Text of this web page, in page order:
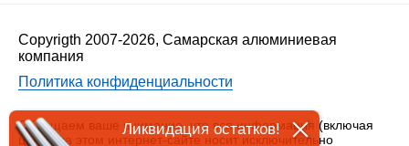
Copyrigth 2007-2026, Самарская алюминиевая
компания
Политика конфиденциальности
Обращаем ваше внимание, что вся информация (включая
цены) на этом интернет-сайте носит исключительно
Ликвидация остатков!